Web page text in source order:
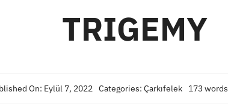
TRIGEMY
On: Eylül 7, 2022 Categories: Çarkıfelek 173 words